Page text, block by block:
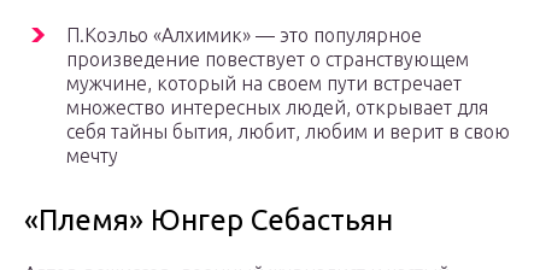
П.Коэльо «Алхимик» — это популярное
произведение повествует о странствующем
мужчине, который на своем пути встречает
множество интересных людей, открывает для
себя тайны бытия, любит, любим и верит в свою
мечту
«Племя» Юнгер Себастьян